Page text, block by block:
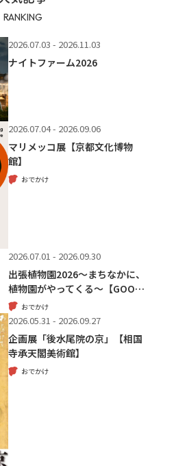
RANKING
2026.07.03 - 2026.11.03
ナイトファーム2026
2026.07.04 - 2026.09.06
マリメッコ展【京都文化博物
館】
おでかけ
2026.07.01 - 2026.09.30
出張植物園2026～まちなかに、
植物園がやってくる～【GOO…
おでかけ
2026.05.31 - 2026.09.27
企画展「後水尾院の京」【相国
寺承天閣美術館】
おでかけ